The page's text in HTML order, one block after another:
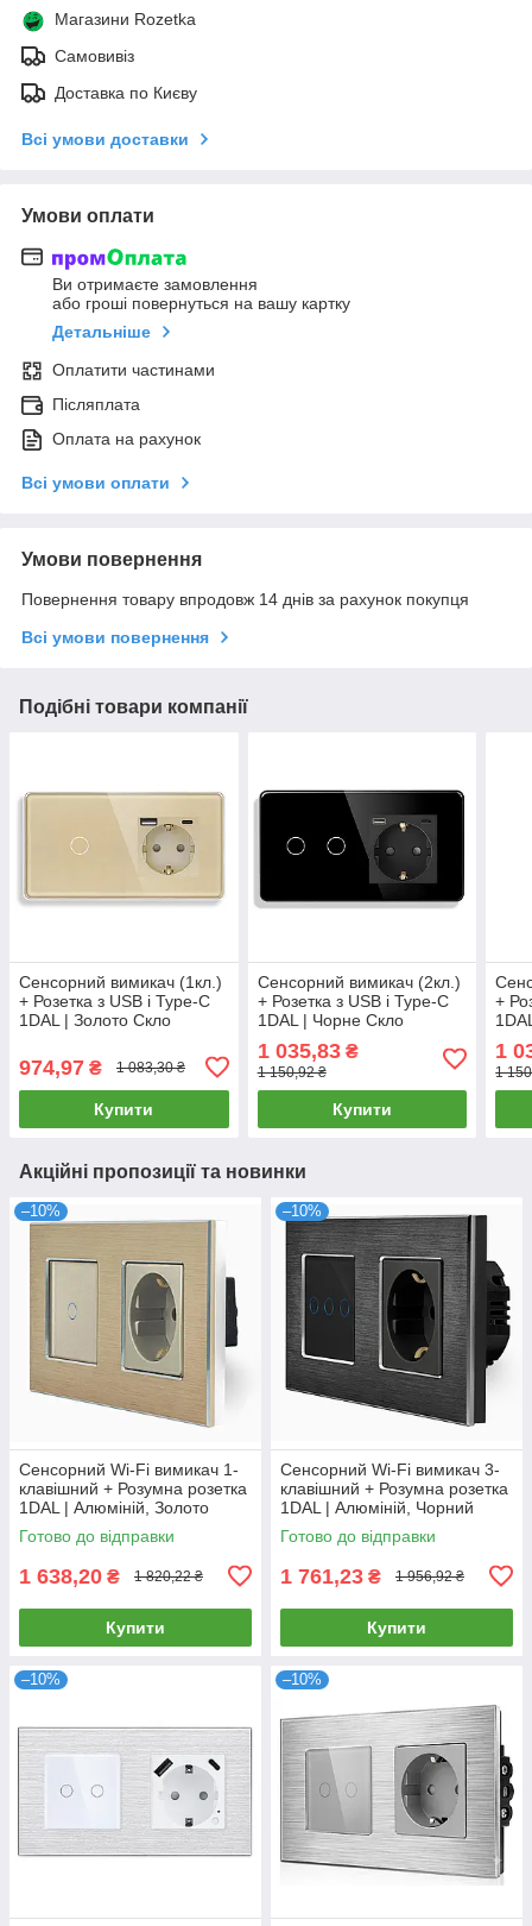
Магазини Rozetka
Самовивіз
Доставка по Києву
Всі умови доставки
Умови оплати
Ви отримаєте замовлення
або гроші повернуться на вашу картку
Детальніше
Оплатити частинами
Післяплата
Оплата на рахунок
Всі умови оплати
Умови повернення
Повернення товару впродовж 14 днів за рахунок покупця
Всі умови повернення
Подібні товари компанії
Сенсорний вимикач (1кл.)
+ Розетка з USB і Type-C
1DAL | Золото Скло
STUTC.GD)
974,97 ₴ 1 083,30 ₴
Купити
Сенсорний вимикач (2кл.)
+ Розетка з USB і Type-C
1DAL | Чорне Скло
1 035,83₴
1 150,92 ₴
Купити
+
1
1
Акційні пропозиції та новинки
–10%
Сенсорний Wi-Fi вимикач 1-
клавішний + Розумна розетка
1DAL | Алюміній, Золото
(A157-GSW1G.WF-ST.WF.GD)
Готово до відправки
1 638,20 ₴ 1 820,22 ₴
Купити
–10%
Сенсорний Wi-Fi вимикач 3-
клавішний + Розумна розетка
1DAL | Алюміній, Чорний
(A157-GSW3G.WF-ST.WF.BL)
Готово до відправки
1 761,23 ₴ 1 956,92 ₴
Купити
–10% –10%